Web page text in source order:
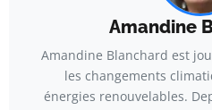
Amandine
Amandine Blanchard est
les changements
énergies renouvelables.